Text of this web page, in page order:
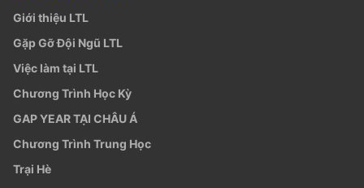
Giới thiệu LTL
Gặp Gỡ Đội Ngũ LTL
Việc làm tại LTL
Chương Trình Học Kỳ
GAP YEAR TẠI CHÂU Á
Chương Trình Trung Học
Trại Hè